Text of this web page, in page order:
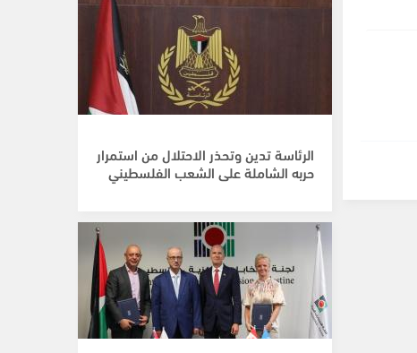
الرئاسة تدين وتحذر الاحتلال من استمرار
حربه الشاملة على الشعب الفلسطيني